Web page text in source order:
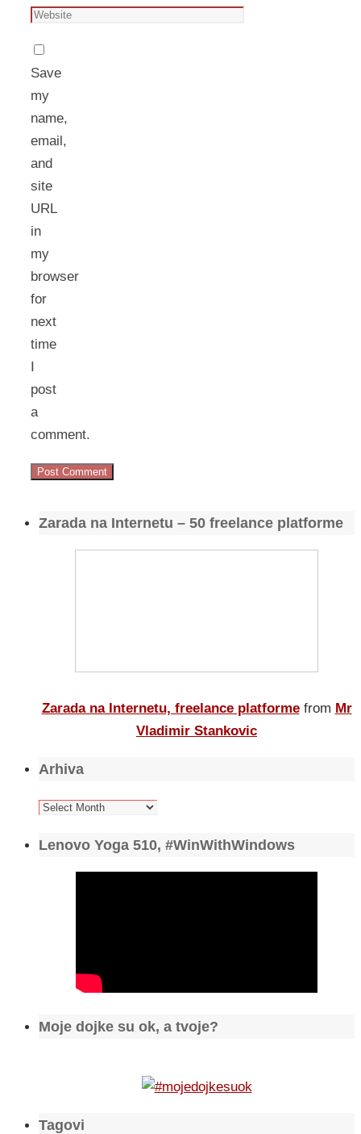
Save
my
name,
email,
and
site
URL
in
my
browser
for
next
time
I
post
a
comment.
Zarada na Internetu – 50 freelance platforme
Zarada na Internetu, freelance platforme from Mr
Vladimir Stankovic
Arhiva
Arhiva
Lenovo Yoga 510, #WinWithWindows
Moje dojke su ok, a tvoje?
Tagovi